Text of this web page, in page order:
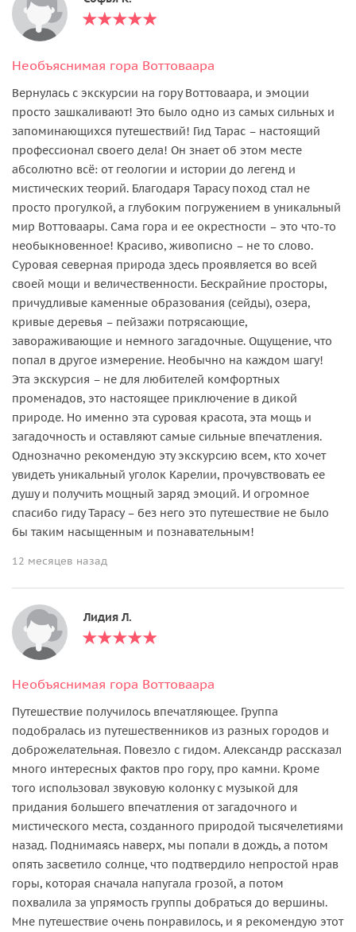
Необъяснимая гора Воттоваара
Вернулась с экскурсии на гору Воттоваара, и эмоции
просто зашкаливают! Это было одно из самых сильных и
запоминающихся путешествий! Гид Тарас – настоящий
профессионал своего дела! Он знает об этом месте
абсолютно всё: от геологии и истории до легенд и
мистических теорий. Благодаря Тарасу поход стал не
просто прогулкой, а глубоким погружением в уникальный
мир Воттоваары. Сама гора и ее окрестности – это что-то
необыкновенное! Красиво, живописно – не то слово.
Суровая северная природа здесь проявляется во всей
своей мощи и величественности. Бескрайние просторы,
причудливые каменные образования (сейды), озера,
кривые деревья – пейзажи потрясающие,
завораживающие и немного загадочные. Ощущение, что
попал в другое измерение. Необычно на каждом шагу!
Эта экскурсия – не для любителей комфортных
променадов, это настоящее приключение в дикой
природе. Но именно эта суровая красота, эта мощь и
загадочность и оставляют самые сильные впечатления.
Однозначно рекомендую эту экскурсию всем, кто хочет
увидеть уникальный уголок Карелии, прочувствовать ее
душу и получить мощный заряд эмоций. И огромное
спасибо гиду Тарасу – без него это путешествие не было
бы таким насыщенным и познавательным!
12 месяцев назад
Лидия Л.
Необъяснимая гора Воттоваара
Путешествие получилось впечатляющее. Группа
подобралась из путешественников из разных городов и
доброжелательная. Повезло с гидом. Александр рассказал
много интересных фактов про гору, про камни. Кроме
того использовал звуковую колонку с музыкой для
придания большего впечатления от загадочного и
мистического места, созданного природой тысячелетиями
назад. Поднимаясь наверх, мы попали в дождь, а потом
опять засветило солнце, что подтвердило непростой нрав
горы, которая сначала напугала грозой, а потом
похвалила за упрямость группы добраться до вершины.
Мне путешествие очень понравилось, и я рекомендую этот